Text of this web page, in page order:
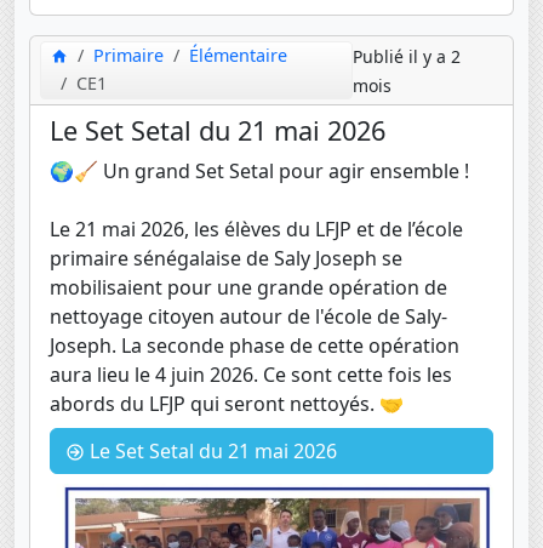
Primaire
Élémentaire
CE1
Publié il y a 2
mois
Le Set Setal du 21 mai 2026
🌍🧹 Un grand Set Setal pour agir ensemble !
Le 21 mai 2026, les élèves du LFJP et de l’école
primaire sénégalaise de Saly Joseph se
mobilisaient pour une grande opération de
nettoyage citoyen autour de l'école de Saly-
Joseph. La seconde phase de cette opération
aura lieu le 4 juin 2026. Ce sont cette fois les
abords du LFJP qui seront nettoyés. 🤝
Le Set Setal du 21 mai 2026